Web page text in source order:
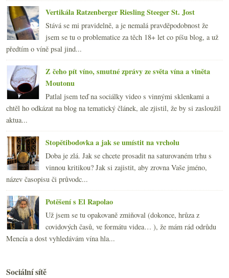
Vertikála Ratzenberger Riesling Steeger St. Jost
Stává se mi pravidelně, a je nemalá pravděpodobnost že
jsem se tu o problematice za těch 18+ let co píšu blog, a už
předtím o víně psal jind...
Z čeho pít víno, smutné zprávy ze světa vína a viněta
Moutonu
Patlal jsem teď na sociálky video s vinnými sklenkami a
chtěl ho odkázat na blog na tematický článek, ale zjistil, že by si zasloužil
aktua...
Stopětibodovka a jak se umístit na vrcholu
Doba je zlá. Jak se chcete prosadit na saturovaném trhu s
vinnou kritikou? Jak si zajistit, aby zrovna Vaše jméno,
název časopisu či průvodc...
Potěšení s El Rapolao
Už jsem se tu opakovaně zmiňoval (dokonce, hrůza z
covidových časů, ve formátu videa… ), že mám rád odrůdu
Mencía a dost vyhledávám vína hla...
Sociální sítě